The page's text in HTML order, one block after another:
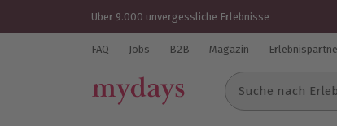
Über 9.000 unvergessliche Erlebnisse
FAQ Jobs B2B Magazin
Suche nach